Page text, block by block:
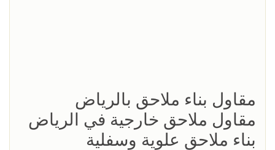
مقاول بناء ملاحق بالرياض
مقاول ملاحق خارجية في الرياض
بناء ملاحق علوية وسفلية